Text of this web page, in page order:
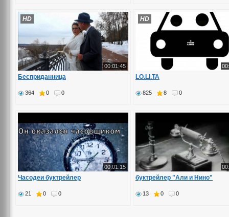
00:01:45
HD
Бесприданница
364 0 0
HD
LO.LI.TA
825 8 0
00:01:15
Часодеи буктрейлер
21 0 0
буктрейлер "Али и Нино"
13 0 0